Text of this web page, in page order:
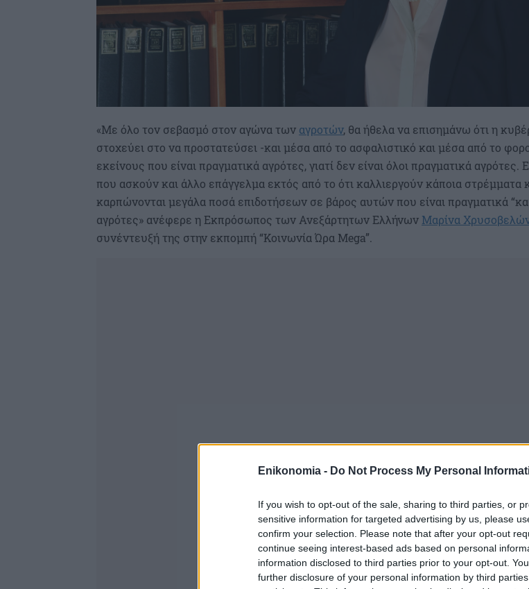
Enikonomia - Do Not Process My Personal
If you wish to opt-out of the sale, sharing to third parties, or
sensitive information for targeted advertising by us, please
confirm your selection. Please note that after your opt-out
continue seeing interest-based ads based on personal
information disclosed to third parties prior to your opt-out.
further disclosure of your personal information by third
«Με όλο τον σεβασμό στον αγώνα των αγροτών, θα ήθελα να επισημάνω ότι η
στοχεύει στο να προστατεύσει -και μέσα από το ασφαλιστικό και μέσα από το
εκείνους που είναι πραγματικά αγρότες, γιατί δεν είναι όλοι πραγματικά αγρότες.
που ασκούν και άλλο επάγγελμα εκτός από το ότι καλλιεργούν κάποια στρέμματα
καρπώνονται μεγάλα ποσά επιδοτήσεων σε βάρος αυτών που είναι πραγματικά
αγρότες» ανέφερε η Εκπρόσωπος των Ανεξάρτητων Ελλήνων Μαρίνα
συνέντευξή της στην εκπομπή “Κοινωνία Ώρα Mega”.